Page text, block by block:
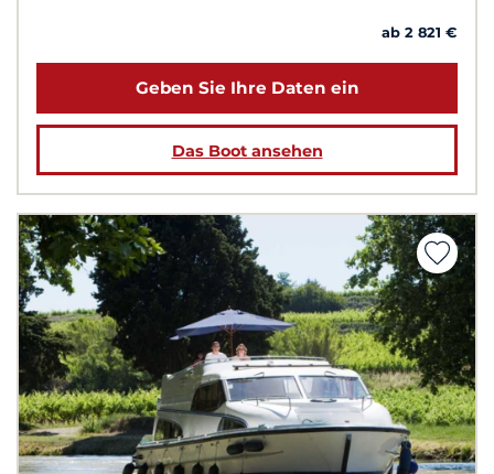
ab 2 821 €
Geben Sie Ihre Daten ein
Das Boot ansehen